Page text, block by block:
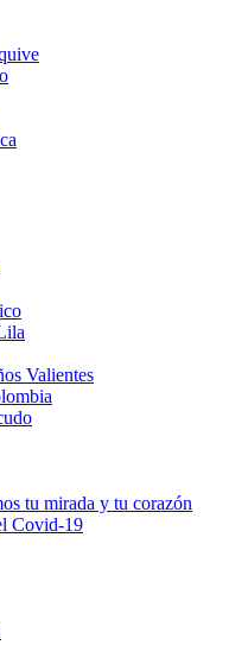
Valientes
tu mirada y tu corazón
Covid-19